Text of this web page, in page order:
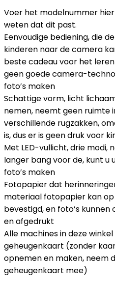
Voer het modelnummer
weten dat dit past.
Eenvoudige bediening, die
kinderen naar de camera
beste cadeau voor het
geen goede camera-
foto’s maken
Schattige vorm, licht
nemen, neemt geen ruimte
verschillende rugzakken,
is, dus er is geen druk voor
Met LED-vullicht, drie modi,
langer bang voor de, kunt u
foto’s maken
Fotopapier dat
materiaal fotopapier kan
bevestigd, en foto’s
en afgedrukt
Alle machines in deze
geheugenkaart (zonder
opnemen en maken, neem
geheugenkaart mee)